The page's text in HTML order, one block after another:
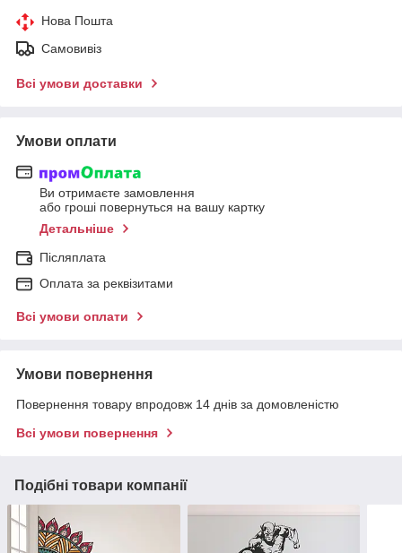
Нова Пошта
Самовивіз
Всі умови доставки
Умови оплати
Ви отримаєте замовлення
або гроші повернуться на вашу картку
Детальніше
Післяплата
Оплата за реквізитами
Всі умови оплати
Умови повернення
Повернення товару впродовж 14 днів за домовленістю
Всі умови повернення
Подібні товари компанії